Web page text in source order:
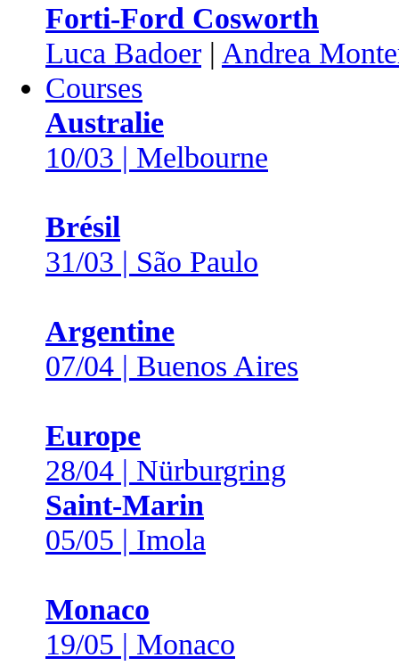
Forti-Ford Cosworth
Luca Badoer | Andrea
Courses
Australie
10/03 | Melbourne
Brésil
31/03 | São Paulo
Argentine
07/04 | Buenos Aires
Europe
28/04 | Nürburgring
Saint-Marin
05/05 | Imola
Monaco
19/05 | Monaco